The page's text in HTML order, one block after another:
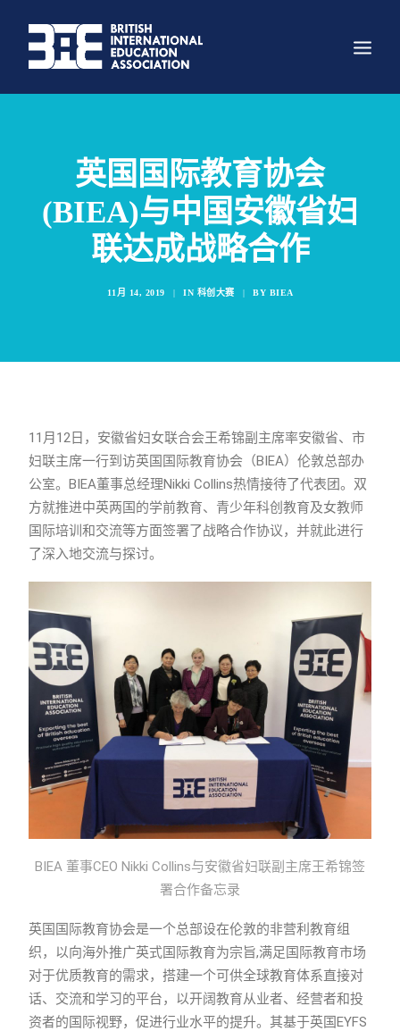
主要项目
科创大赛
英国国际教育协会
(BIEA)与中国安徽省妇
联达成战略合作
11月 14, 2019 | IN 科创大赛 | BY BIEA
11月12日，安徽省妇女联合会王希锦副主席率安徽省、市
妇联主席一行到访英国国际教育协会（BIEA）伦敦总部办
公室。BIEA董事总经理Nikki Collins热情接待了代表团。双
方就推进中英两国的学前教育、青少年科创教育及女教师
国际培训和交流等方面签署了战略合作协议，并就此进行
了深入地交流与探讨。
BIEA 董事CEO Nikki Collins与安徽省妇联副主席王希锦签
署合作备忘录
英国国际教育协会是一个总部设在伦敦的非营利教育组
织，以向海外推广英式国际教育为宗旨,满足国际教育市场
对于优质教育的需求，搭建一个可供全球教育体系直接对
话、交流和学习的平台，以开阔教育从业者、经营者和投
资者的国际视野，促进行业水平的提升。其基于英国EYFS